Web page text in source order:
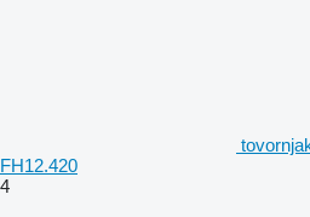
FH12.420
4